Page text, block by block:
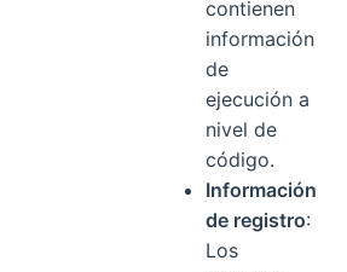
contienen
información
de
ejecución a
nivel de
código.
Información
de registro:
Los